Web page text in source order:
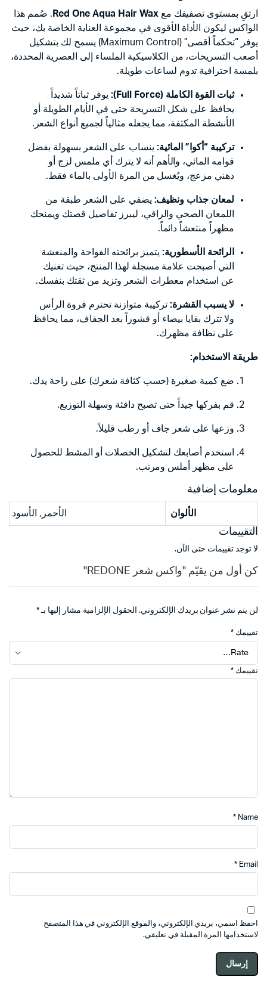
ارتقِ بمستوى تصفيفك معRed One Aqua Hair Wax . صُمم هذا
الواكس ليكون الأداة الأقوى في مجموعة العناية الخاصة بك، حيث
يوفر “تحكماً أقصى” (Maximum Control) يسمح لك بتشكيل
أصعب التسريحات، من الكلاسيكية الملساء إلى العصرية المحددة،
بلمسة احترافية تدوم لساعات طويلة.
ثبات القوة الكاملة (Full Force):
يوفر ثباتاً شديداً
يحافظ على شكل التسريحة حتى في الأيام الطويلة أو
الأنشطة المكثفة، مما يجعله مثالياً لجميع أنواع الشعر.
تركيبة “أكوا” المائية: ينساب على الشعر بسهولة بفضل
قوامه المائي، والأهم أنه لا يترك أي ملمس لزج أو
دهني مزعج، ويُغسل من المرة الأولى بالماء فقط.
لمعان جذاب ونظيف: يضفي على الشعر طبقة من
اللمعان الصحي والراقي، ليبرز تفاصيل قصتك ويمنحك
مظهراً منتعشاً دائماً.
الرائحة الأسطورية: يتميز برائحته الفواحة والمنعشة
التي أصبحت علامة مسجلة لهذا المنتج، حيث تغنيك
عن استخدام معطرات الشعر وتزيد من ثقتك بنفسك.
لا يسبب القشرة:تركيبة متوازنة تحترم فروة الرأس
ولا تترك بقايا بيضاء أو قشوراً بعد الجفاف، مما يحافظ
على نظافة مظهرك.
طريقة الاستخدام:
ضع كمية صغيرة (حسب كثافة شعرك) على راحة يدك.
قم بفركها جيداً حتى تصبح دافئة وسهلة التوزيع.
وزعها على شعر جاف أو رطب قليلاً.
استخدم أصابعك لتشكيل الخصلات أو المشط للحصول
على مظهر أملس ومرتب.
معلومات إضافية
الألوان الأحمر, الأسود
التقييمات
لا توجد تقييمات حتى الآن.
كن أول من يقيّم "واكس شعر REDONE"
لن يتم نشر عنوان بريدك الإلكتروني. الحقول الإلزامية مشار إليها بـ*
تقييمك *
تقييمك *
Name
*
Email
*
احفظ اسمي، بريدي الإلكتروني، والموقع الإلكتروني في هذا المتصفح
لاستخدامها المرة المقبلة في تعليقي.